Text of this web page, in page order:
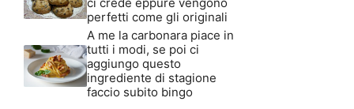
perfetti come gli originali
A me la carbonara piace in
tutti i modi, se poi ci
aggiungo questo
ingrediente di stagione
faccio subito bingo